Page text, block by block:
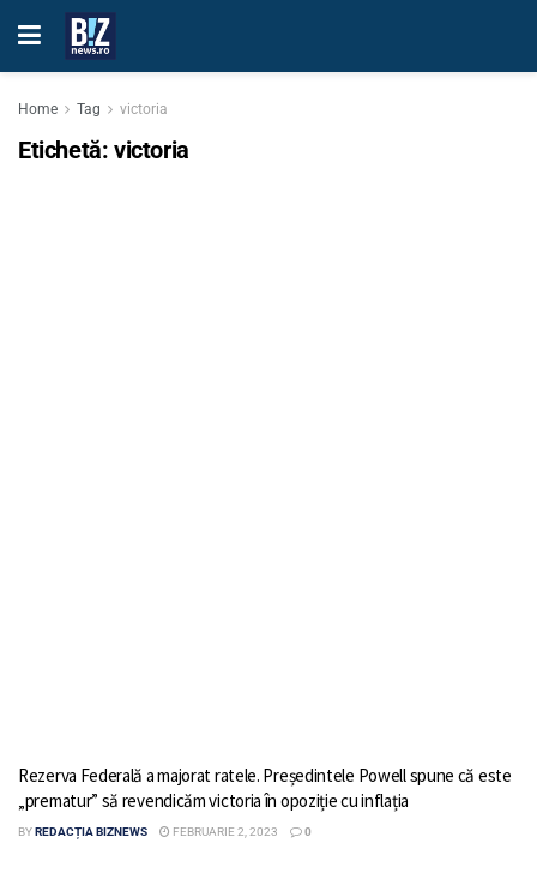
Home Tag victoria
Etichetă: victoria
Rezerva Federală a majorat ratele. Președintele Powell spune că este
„prematur” să revendicăm victoria în opoziție cu inflația
BYREDACȚIA BIZNEWS FEBRUARIE 2, 2023 0